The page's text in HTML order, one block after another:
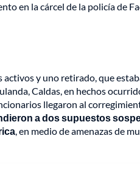
en la cárcel de la policía de
y uno retirado, que
Caldas, en hechos
llegaron al
a dos supuestos
, en medio de amenazas de